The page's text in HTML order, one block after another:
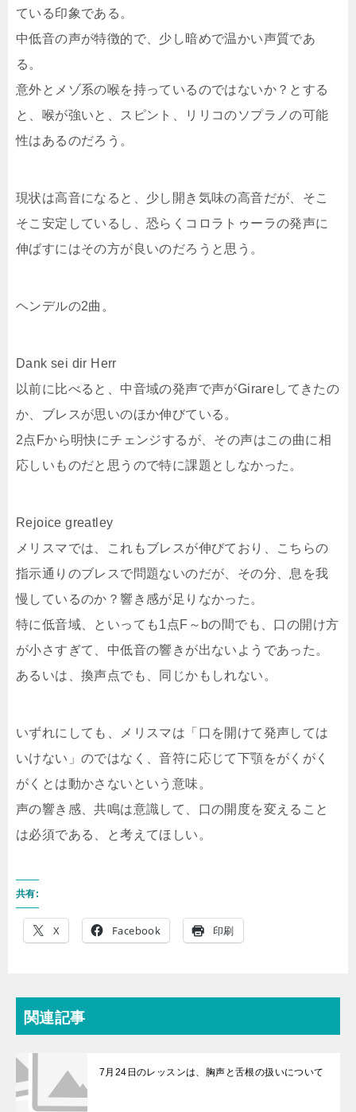
ている印象である。
中低音の声が特徴的で、少し暗めで温かい声質であ
る。
意外とメゾ系の喉を持っているのではないか？とする
と、喉が強いと、スピント、リリコのソプラノの可能
性はあるのだろう。
現状は高音になると、少し開き気味の高音だが、そこ
そこ安定しているし、恐らくコロラトゥーラの発声に
伸ばすにはその方が良いのだろうと思う。
ヘンデルの2曲。
Dank sei dir Herr
以前に比べると、中音域の発声で声がGirareしてきたの
か、ブレスが思いのほか伸びている。
2点Fから明快にチェンジするが、その声はこの曲に相
応しいものだと思うので特に課題としなかった。
Rejoice greatley
メリスマでは、これもブレスが伸びており、こちらの
指示通りのブレスで問題ないのだが、その分、息を我
慢しているのか？響き感が足りなかった。
特に低音域、といっても1点F～bの間でも、口の開け方
が小さすぎて、中低音の響きが出ないようであった。
あるいは、換声点でも、同じかもしれない。
いずれにしても、メリスマは「口を開けて発声しては
いけない」のではなく、音符に応じて下顎をがくがく
がくとは動かさないという意味。
声の響き感、共鳴は意識して、口の開度を変えること
は必須である、と考えてほしい。
共有:
X Facebook 印刷
関連記事
7月24日のレッスンは、胸声と舌根の扱いについて